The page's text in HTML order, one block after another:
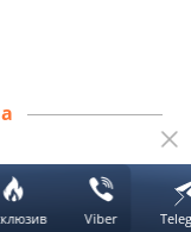
може
Viber